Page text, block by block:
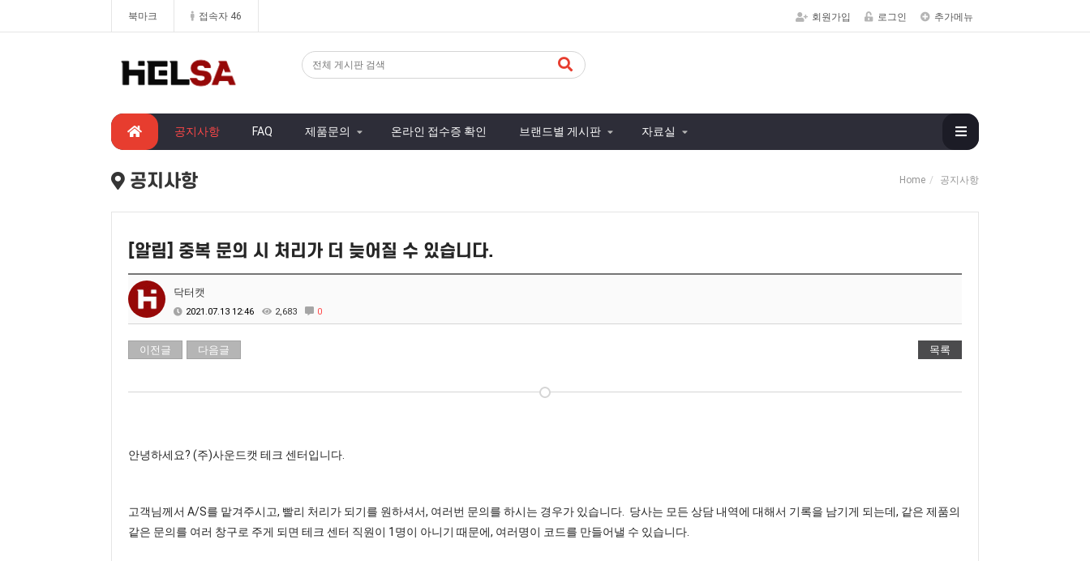
북마크 접속자 46 회원가입 로그인 추가메뉴
공지사항 FAQ 제품문의 온라인 접수증 확인 브랜드별 게시판 자료실
공지사항 Home 공지사항
[알림] 중복 문의 시 처리가 더 늦어질 수 있습니다.
닥터캣
2021.07.13 12:46 2,683 0
이전글 다음글 목록
안녕하세요? (주)사운드캣 테크 센터입니다.
고객님께서 A/S를 맡겨주시고, 빨리 처리가 되기를 원하셔서, 여러번 문의를 하시는 경우가 있습니다. 당사는 모든 상담 내역에 대해서 기록을 남기게 되는데, 같은 제품의
같은 문의를 여러 창구로 주게 되면 테크 센터 직원이 1명이 아니기 때문에, 여러명이 코드를 만들어낼 수 있습니다.